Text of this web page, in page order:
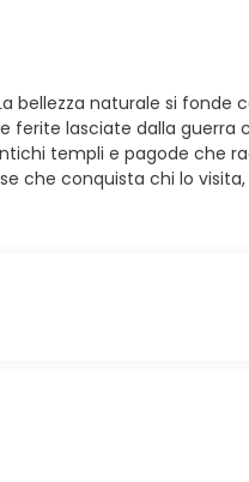
naturale si
ferite lasciate dalla
templi e pagode che
che conquista chi lo